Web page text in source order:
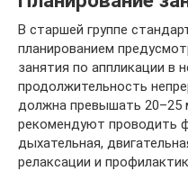
В старшей группе
планированием
занятия по аппликации в
продолжительность
должна превышать 20–25
рекомендуют проводить
дыхательная,
релаксации и